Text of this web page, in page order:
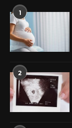
1
2